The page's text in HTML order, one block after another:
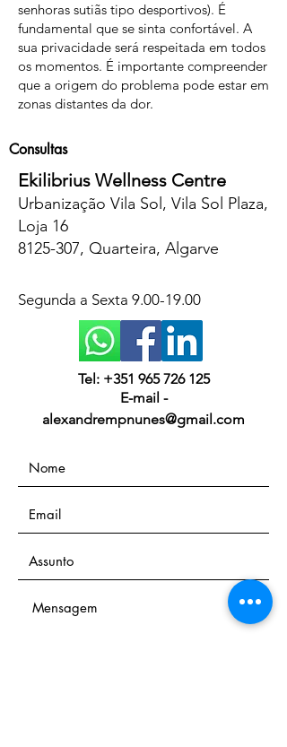
senhoras sutiãs tipo desportivos). É
fundamental que se sinta confortável. A
sua privacidade será respeitada em todos
os momentos. É importante compreender
que a origem do problema pode estar em
zonas distantes da dor.
Consultas
Ekilibrius Wellness Centre
Urbanização Vila Sol, Vila Sol Plaza,
Loja 16
8125-307, Quarteira, Algarve
Segunda a Sexta 9.00-19.00
Tel: +351 965 726 125
E-mail -
alexandrempnunes@gmail.com